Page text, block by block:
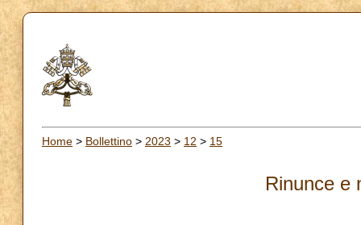
Home > Bollettino > 2023 > 12 > 15
Rinunce e